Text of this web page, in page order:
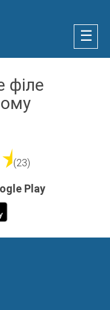
☰
філе
(23)
Play